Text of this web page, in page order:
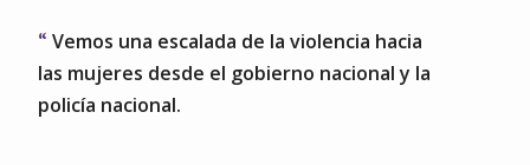
Vemos una escalada de la violencia hacia
las mujeres desde el gobierno nacional y la
policía nacional.